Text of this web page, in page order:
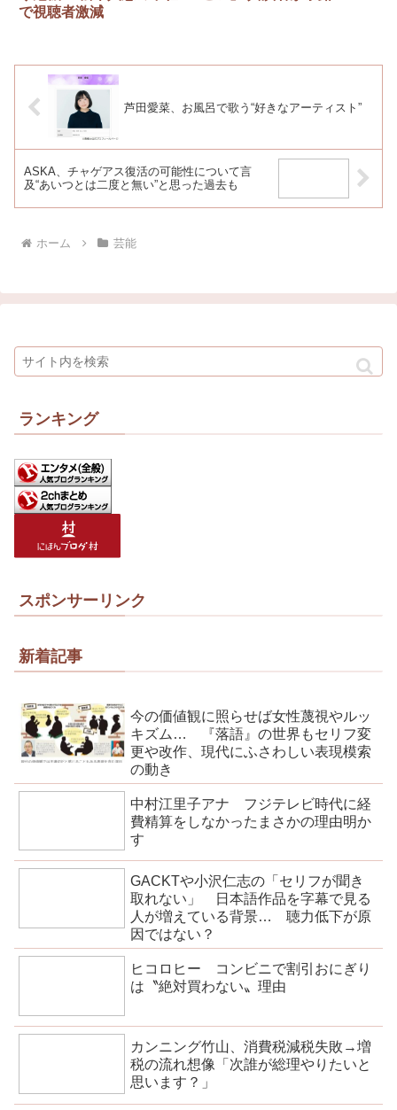
で視聴者激減
芦田愛菜、お風呂で歌う“好きなアーティスト”
ASKA、チャゲアス復活の可能性について言
及“あいつとは二度と無い”と思った過去も
ホーム 芸能
ランキング
スポンサーリンク
新着記事
今の価値観に照らせば女性蔑視やルッ
キズム… 『落語』の世界もセリフ変
更や改作、現代にふさわしい表現模索
の動き
中村江里子アナ フジテレビ時代に経
費精算をしなかったまさかの理由明か
す
GACKTや小沢仁志の「セリフが聞き
取れない」 日本語作品を字幕で見る
人が増えている背景… 聴力低下が原
因ではない？
ヒコロヒー コンビニで割引おにぎり
は〝絶対買わない〟理由
カンニング竹山、消費税減税失敗→増
税の流れ想像「次誰が総理やりたいと
思います？」